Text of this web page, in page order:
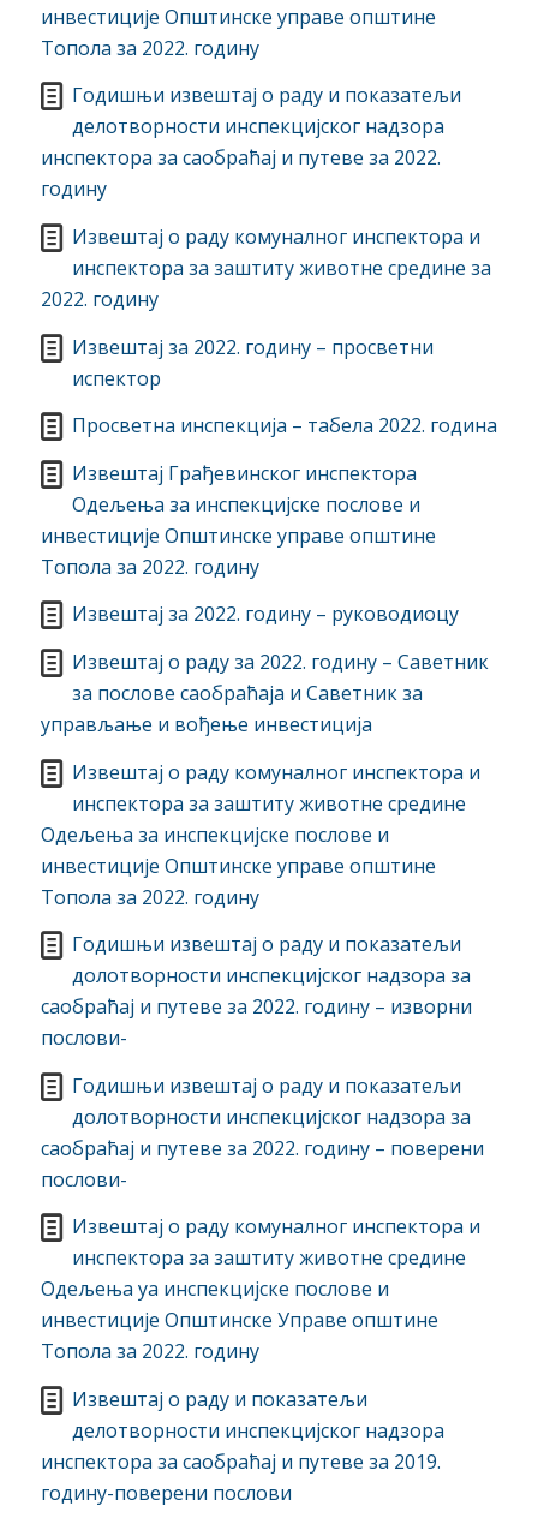
инвестиције Општинске управе општине
Топола за 2022. годину
Годишњи извештај о раду и показатељи
делотворности инспекцијског надзора
инспектора за саобраћај и путеве за 2022.
годину
Извештај о раду комуналног инспектора и
инспектора за заштиту животне средине за
2022. годину
Извештај за 2022. годину – просветни
испектор
Просветна инспекција – табела 2022. година
Извештај Грађевинског инспектора
Одељења за инспекцијске послове и
инвестиције Општинске управе општине
Топола за 2022. годину
Извештај за 2022. годину – руководиоцу
Извештај о раду за 2022. годину – Саветник
за послове саобраћаја и Саветник за
управљање и вођење инвестиција
Извештај о раду комуналног инспектора и
инспектора за заштиту животне средине
Одељења за инспекцијске послове и
инвестиције Општинске управе општине
Топола за 2022. годину
Годишњи извештај о раду и показатељи
долотворности инспекцијског надзора за
саобраћај и путеве за 2022. годину – изворни
послови-
Годишњи извештај о раду и показатељи
долотворности инспекцијског надзора за
саобраћај и путеве за 2022. годину – поверени
послови-
Извештај о раду комуналног инспектора и
инспектора за заштиту животне средине
Одељења уа инспекцијске послове и
инвестиције Општинске Управе општине
Топола за 2022. годину
Извештај о раду и показатељи
делотворности инспекцијског надзора
инспектора за саобраћај и путеве за 2019.
годину-поверени послови